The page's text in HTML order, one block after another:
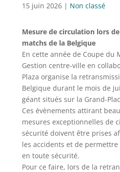
15 juin 2026| Non classé
Mesure de circulation lors
matchs de la Belgique
En cette année de Coupe du
Gestion centre-ville en
Plaza organise la
Belgique durant le mois de
géant situés sur la Grand-
Ces évènements attirant
mesures exceptionnelles de
sécurité doivent être prises
les accidents et de
en toute sécurité.
Pour ce faire, lors de la